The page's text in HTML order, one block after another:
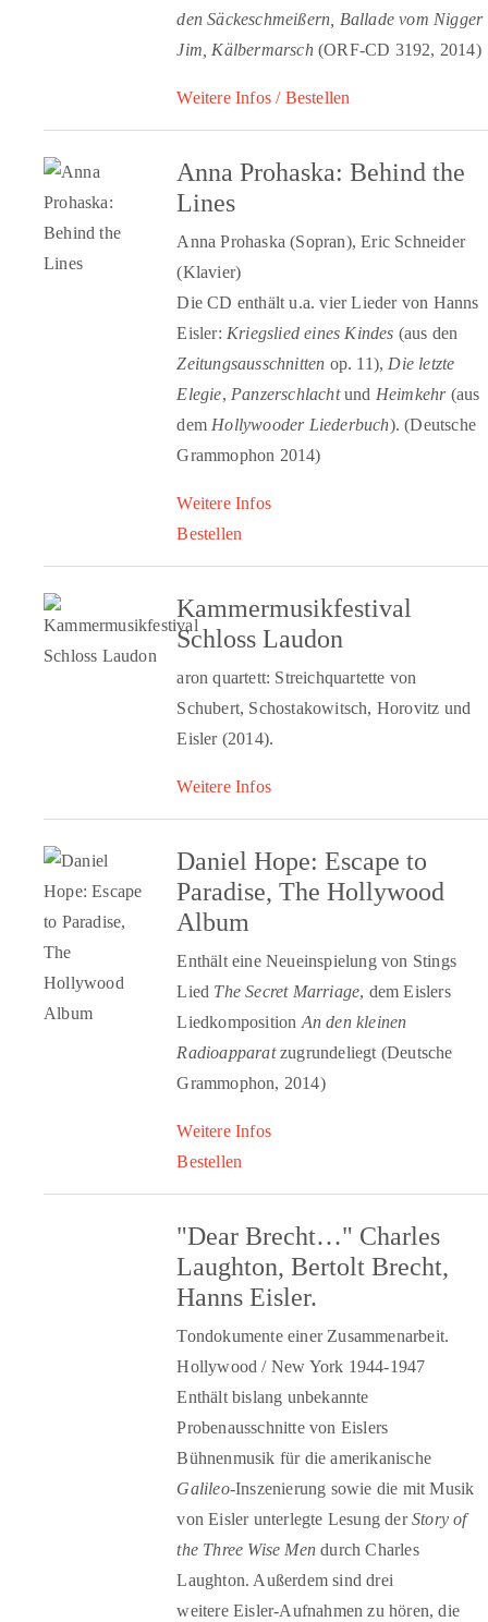
den Säckeschmeißern, Ballade vom Nigger
Jim, Kälbermarsch(ORF-CD 3192, 2014)
Weitere Infos / Bestellen
Anna Prohaska: Behind the
Lines
Anna Prohaska (Sopran), Eric Schneider
(Klavier)
Die CD enthält u.a. vier Lieder von Hanns
Eisler: Kriegslied eines Kindes (aus den
Zeitungsausschnitten op. 11), Die letzte
Elegie, Panzerschlachtund Heimkehr(aus
dem Hollywooder Liederbuch). (Deutsche
Grammophon 2014)
Weitere Infos
Bestellen
Kammermusikfestival
Schloss Laudon
aron quartett: Streichquartette von
Schubert, Schostakowitsch, Horovitz und
Eisler (2014).
Weitere Infos
Daniel Hope: Escape to
Paradise, The Hollywood
Album
Enthält eine Neueinspielung von Stings
Lied The Secret Marriage, dem Eislers
Liedkomposition An den kleinen
Radioapparatzugrundeliegt (Deutsche
Grammophon, 2014)
Weitere Infos
Bestellen
"Dear Brecht…" Charles
Laughton, Bertolt Brecht,
Hanns Eisler.
Tondokumente einer Zusammenarbeit.
Hollywood / New York 1944-1947
Enthält bislang unbekannte
Probenausschnitte von Eislers
Bühnenmusik für die amerikanische
Galileo-Inszenierung sowie die mit Musik
von Eisler unterlegte Lesung derStory of
the Three Wise Men durch Charles
Laughton. Außerdem sind drei
weitere Eisler-Aufnahmen zu hören, die